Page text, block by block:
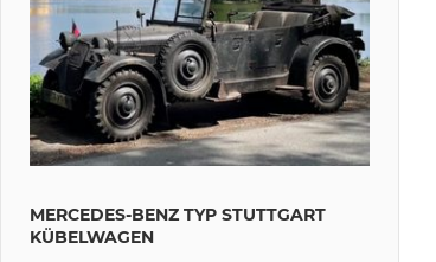
MERCEDES-BENZ TYP STUTTGART
KÜBELWAGEN